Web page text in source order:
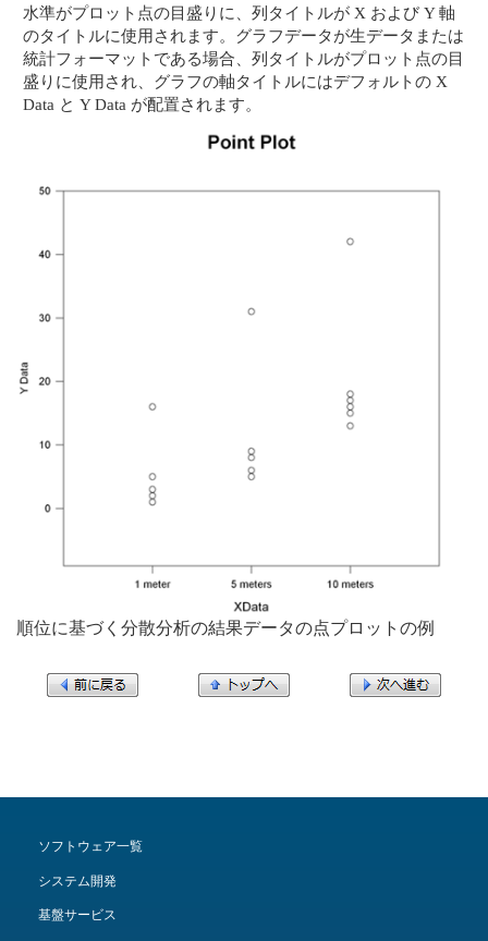
水準がプロット点の目盛りに、列タイトルが X および Y 軸
のタイトルに使用されます。グラフデータが生データまたは
統計フォーマットである場合、列タイトルがプロット点の目
盛りに使用され、グラフの軸タイトルにはデフォルトの X
Data と Y Data が配置されます。
順位に基づく分散分析の結果データの点プロットの例
ソフトウェア一覧
システム開発
基盤サービス